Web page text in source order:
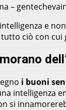
–
e
ciò con
i buoni
intelligenza
si